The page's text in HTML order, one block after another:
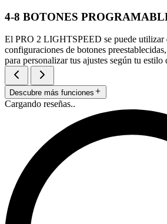
4-8 BOTONES
El PRO 2 LIGHTSPEED se puede utilizar
configuraciones de botones
para personalizar tus ajustes según tu estilo
Descubre más funciones
Cargando reseñas..